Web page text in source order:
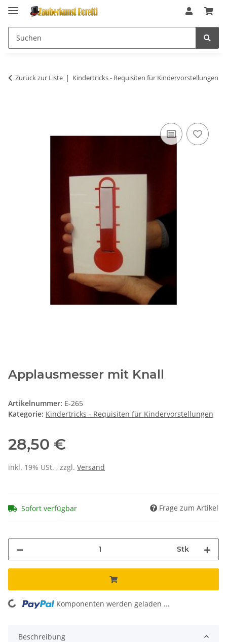
Zurück zur Liste Kindertricks - Requisiten für Kindervorstellungen
Applausmesser mit Knall
Artikelnummer: E-265
Kategorie: Kindertricks - Requisiten für Kindervorstellungen
28,50 €
inkl. 19% USt. , zzgl. Versand
Sofort verfügbar Frage zum Artikel
Stk
Loading... Komponenten werden geladen ...
Beschreibung